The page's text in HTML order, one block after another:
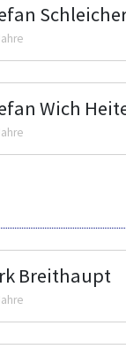
Wich
Breithaupt